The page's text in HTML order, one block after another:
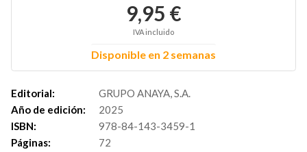
9,95 €
IVA incluido
Disponible en 2 semanas
Editorial:
GRUPO ANAYA, S.A.
Año de edición:
2025
ISBN:
978-84-143-3459-1
Páginas:
72